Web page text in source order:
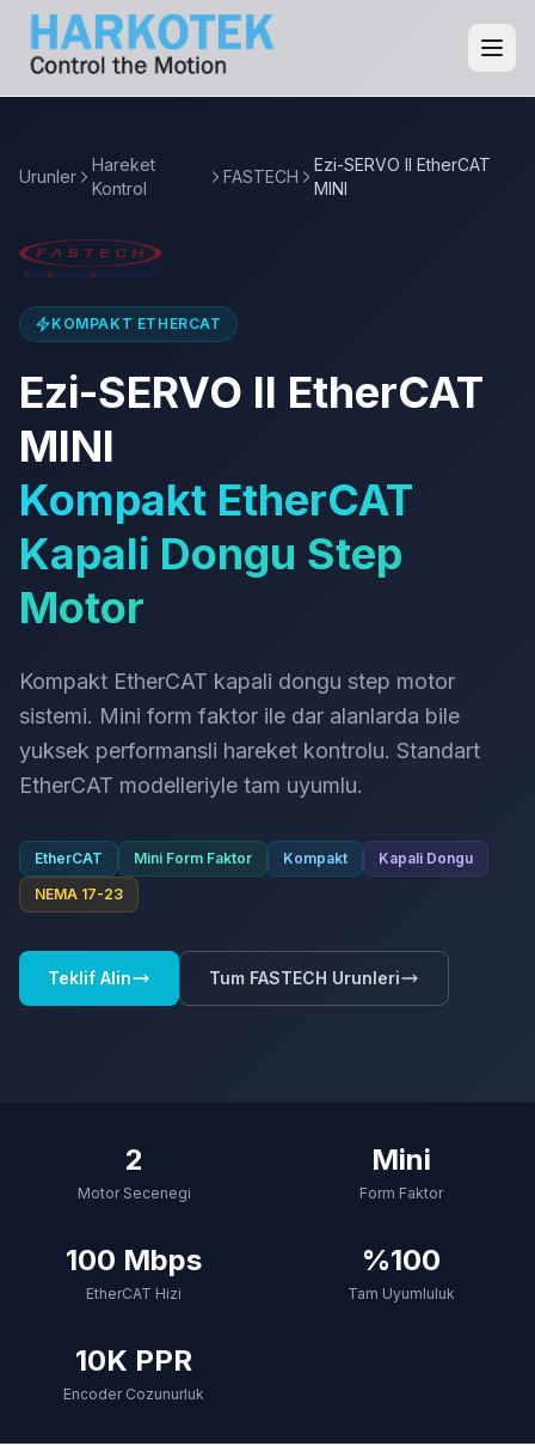
Urunler
Hareket
Kontrol
FASTECH
Ezi-SERVO II EtherCAT
MINI
KOMPAKT ETHERCAT
Ezi-SERVO II EtherCAT
MINI
Kompakt EtherCAT
Kapali Dongu Step
Motor
Kompakt EtherCAT kapali dongu step motor
sistemi. Mini form faktor ile dar alanlarda bile
yuksek performansli hareket kontrolu. Standart
EtherCAT modelleriyle tam uyumlu.
EtherCAT Mini Form Faktor Kompakt
Kapali Dongu
NEMA 17-23
Teklif Alin Tum FASTECH Urunleri
2
Motor Secenegi
Mini
Form Faktor
100 Mbps
EtherCAT Hizi
%100
Tam Uyumluluk
10K PPR
Encoder Cozunurluk